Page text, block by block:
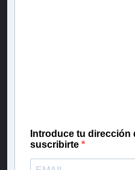
Introduce tu dirección
suscribirte